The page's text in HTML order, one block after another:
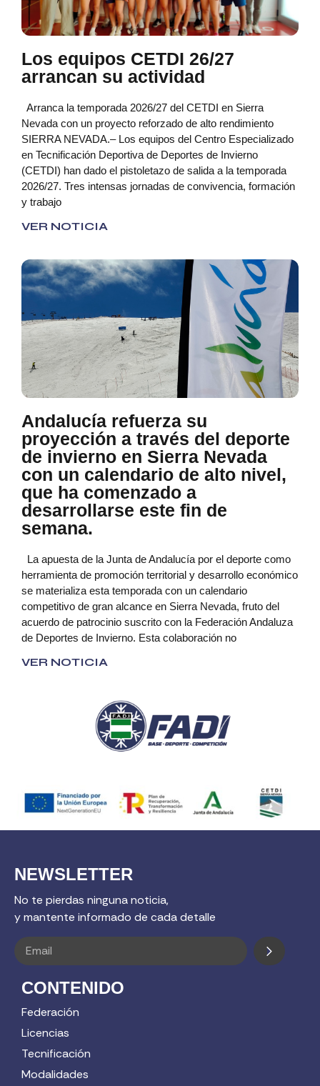
Los equipos CETDI 26/27
arrancan su actividad
Arranca la temporada 2026/27 del CETDI en Sierra
Nevada con un proyecto reforzado de alto rendimiento
SIERRA NEVADA.– Los equipos del Centro Especializado
en Tecnificación Deportiva de Deportes de Invierno
(CETDI) han dado el pistoletazo de salida a la temporada
2026/27. Tres intensas jornadas de convivencia, formación
y trabajo
VER NOTICIA
Andalucía refuerza su
proyección a través del deporte
de invierno en Sierra Nevada
con un calendario de alto nivel,
que ha comenzado a
desarrollarse este fin de
semana.
La apuesta de la Junta de Andalucía por el deporte como
herramienta de promoción territorial y desarrollo económico
se materializa esta temporada con un calendario
competitivo de gran alcance en Sierra Nevada, fruto del
acuerdo de patrocinio suscrito con la Federación Andaluza
de Deportes de Invierno. Esta colaboración no
VER NOTICIA
NEWSLETTER
No te pierdas ninguna noticia,
y mantente informado de cada detalle
CONTENIDO
Federación
Licencias
Tecnificación
Modalidades